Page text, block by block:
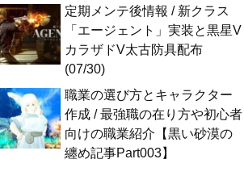
定期メンテ後情報 / 新クラス
「エージェント」実装と黒星V
カラザドV太古防具配布
(07/30)
職業の選び方とキャラクター
作成 / 最強職の在り方や初心者
向けの職業紹介【黒い砂漠の
纏め記事Part003】